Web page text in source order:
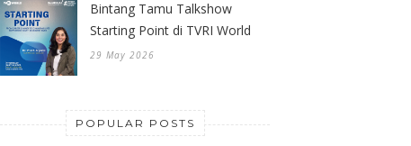
Bintang Tamu Talkshow
Starting Point di TVRI World
29 May 2026
POPULAR POSTS